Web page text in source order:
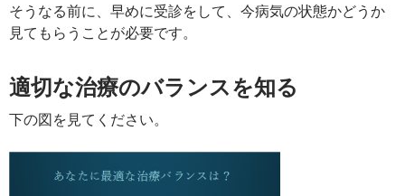
そうなる前に、早めに受診をして、今病気の状態かどうか
見てもらうことが必要です。
適切な治療のバランスを知る
下の図を見てください。